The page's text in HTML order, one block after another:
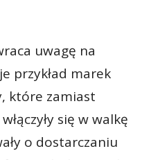
uwagę na
przykład marek
które zamiast
się w walkę
o dostarczaniu